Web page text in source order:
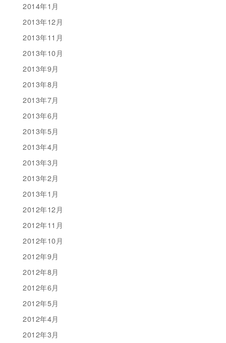
2014年1月
2013年12月
2013年11月
2013年10月
2013年9月
2013年8月
2013年7月
2013年6月
2013年5月
2013年4月
2013年3月
2013年2月
2013年1月
2012年12月
2012年11月
2012年10月
2012年9月
2012年8月
2012年6月
2012年5月
2012年4月
2012年3月